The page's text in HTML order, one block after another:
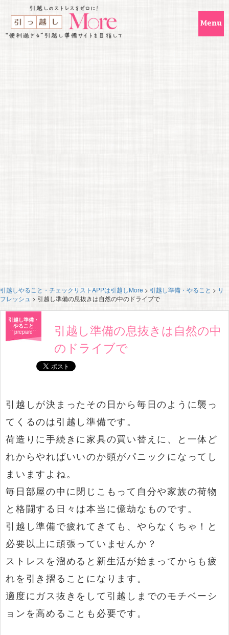
引越しやること・チェックリストAPPは引越しMore > 引越し準備・やること > リ
フレッシュ > 引越し準備の息抜きは自然の中のドライブで
引越し準備・
やること
prepare
引越し準備の息抜きは自然の中
のドライブで
引越しが決まったその日から毎日のように襲っ
てくるのは引越し準備です。
荷造りに手続きに家具の買い替えに、と一体ど
れからやればいいのか頭がパニックになってし
まいますよね。
毎日部屋の中に閉じこもって自分や家族の荷物
と格闘する日々は本当に億劫なものです。
引越し準備で疲れてきても、やらなくちゃ！と
必要以上に頑張っていませんか？
ストレスを溜めると新生活が始まってからも疲
れを引き摺ることになります。
適度にガス抜きをして引越しまでのモチベーシ
ョンを高めることも必要です。